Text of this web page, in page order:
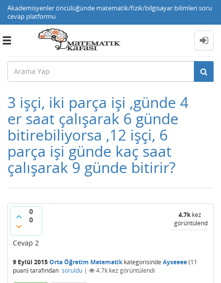
Akademisyenler öncülüğünde matematik/fizik/bilgisayar bilimleri soru
cevap platformu
Toggle
3 işçi, iki parça işi ,günde 4
er saat çalışarak 6 günde
bitirebiliyorsa ,12 işçi, 6
parça işi günde kaç saat
çalışarak 9 günde bitirir?
0
0
4.7kkez
görüntülendi
Cevap 2
9 Eylül 2015Orta Öğretim Matematikkategorisinde Ayseeee(11
puan) tarafından soruldu | 4.7k kez görüntülendi